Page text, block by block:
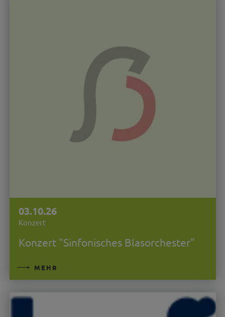
03.10.26
Konzert
Konzert "Sinfonisches Blasorchester"
MEHR